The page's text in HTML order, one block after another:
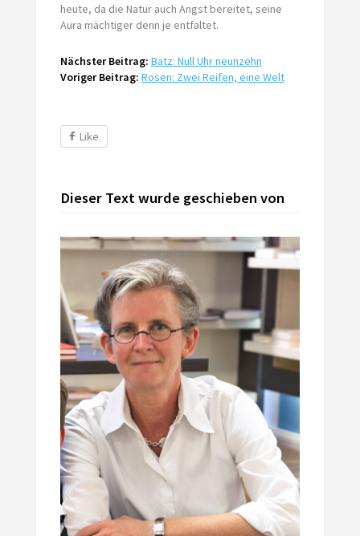
heute, da die Natur auch Angst bereitet, seine
Aura mächtiger denn je entfaltet.
Nächster Beitrag: Batz: Null Uhr neunzehn
Voriger Beitrag: Rosen: Zwei Reifen, eine Welt
Like
Dieser Text wurde geschieben von